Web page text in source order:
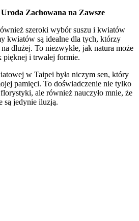
Zachowana na Zawsze
szeroki wybór suszu i kwiatów
kwiatów są idealne dla tych, którzy
dłużej. To niezwykłe, jak natura może
i trwałej formie.
w Taipei była niczym sen, który
pamięci. To doświadczenie nie tylko
ale również nauczyło mnie, że
są jedynie iluzją.